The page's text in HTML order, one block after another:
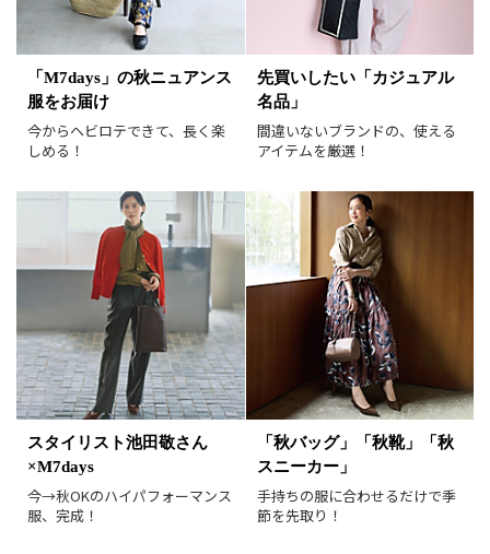
表示オプション
予約品
在庫あり
画像小 画像大
表示件数 30件 90件
並び順 おすすめ順
人気順
新着順
価格が安い順
価格が高い順
値下げ実施日順
レビュー高評価順
「M7days」の秋ニュアンス
服をお届け
今からヘビロテできて、長く楽
しめる！
先買いしたい「カジュアル
名品」
間違いないブランドの、使える
アイテムを厳選！
スタイリスト池田敬さん
×M7days
今→秋OKのハイパフォーマンス
服、完成！
「秋バッグ」「秋靴」「秋
スニーカー」
手持ちの服に合わせるだけで季
節を先取り！